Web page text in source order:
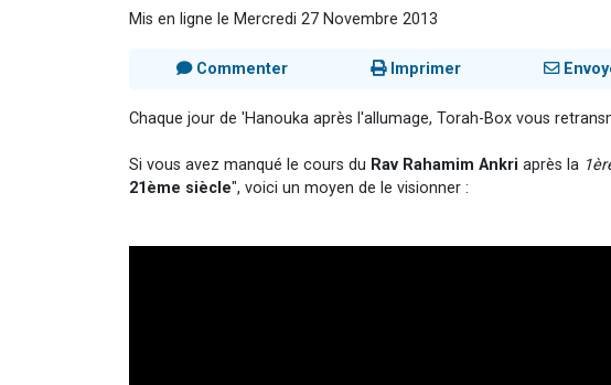
Mis en ligne le Mercredi 27 Novembre 2013
Commenter Imprimer
Chaque jour de 'Hanouka après l'allumage, Torah-Box vous
Si vous avez manqué le cours du Rav Rahamim Ankri après la
21ème siècle", voici un moyen de le visionner :